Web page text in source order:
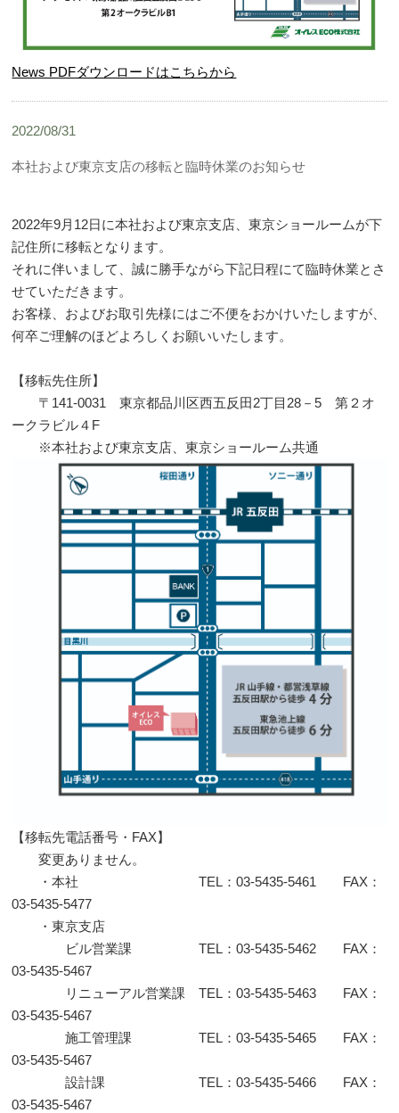
News PDFダウンロードはこちらから
2022/08/31
本社および東京支店の移転と臨時休業のお知らせ
2022年9月12日に本社および東京支店、東京ショールームが下
記住所に移転となります。
それに伴いまして、誠に勝手ながら下記日程にて臨時休業とさ
せていただきます。
お客様、およびお取引先様にはご不便をおかけいたしますが、
何卒ご理解のほどよろしくお願いいたします。
【移転先住所】
〒141-0031 東京都品川区西五反田2丁目28－5 第２オ
ークラビル４F
※本社および東京支店、東京ショールーム共通
【移転先電話番号・FAX】
変更ありません。
・本社 TEL：03-5435-5461 FAX：
03-5435-5477
・東京支店
ビル営業課 TEL：03-5435-5462 FAX：
03-5435-5467
リニューアル営業課 TEL：03-5435-5463 FAX：
03-5435-5467
施工管理課 TEL：03-5435-5465 FAX：
03-5435-5467
設計課 TEL：03-5435-5466 FAX：
03-5435-5467